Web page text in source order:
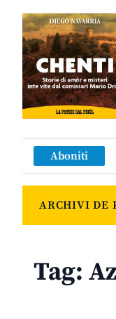
Aboniti
ARCHIVI DE
Tag: